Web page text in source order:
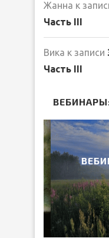
Жанна к
Часть III
Вика к записи
Часть III